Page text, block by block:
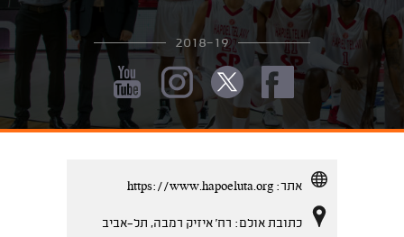
2018-19
אתר:https://www.hapoeluta.org
כתובת אולם: רח' איזיק רמבה, תל-אביב